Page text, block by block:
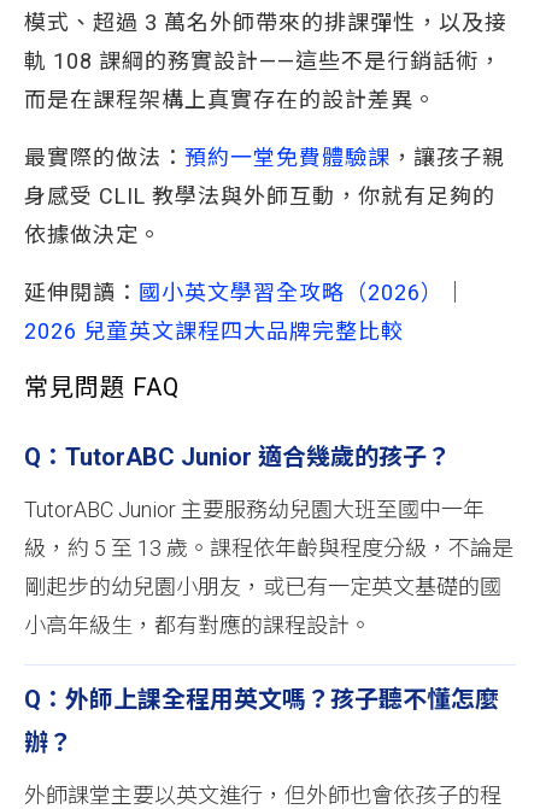
模式、超過 3 萬名外師帶來的排課彈性，以及接
軌 108 課綱的務實設計——這些不是行銷話術，
而是在課程架構上真實存在的設計差異。
最實際的做法： 預約一堂免費體驗課 ，讓孩子親
身感受 CLIL 教學法與外師互動，你就有足夠的
依據做決定。
延伸閱讀： 國小英文學習全攻略（2026）
2026 兒童英文課程四大品牌完整比較
常見問題 FAQ
Q：TutorABC Junior 適合幾歲的孩子？
TutorABC Junior 主要服務幼兒園大班至國中一年
級，約 5 至 13 歲。課程依年齡與程度分級，不論是
剛起步的幼兒園小朋友，或已有一定英文基礎的國
小高年級生，都有對應的課程設計。
Q：外師上課全程用英文嗎？孩子聽不懂怎麼
辦？
外師課堂主要以英文進行，但外師也會依孩子的程